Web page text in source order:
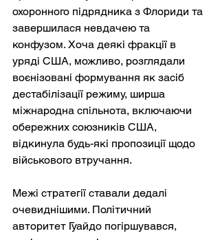
охоронного підрядника з Флориди та
завершилася невдачею та
конфузом. Хоча деякі фракції в
уряді США, можливо, розглядали
воєнізовані формування як засіб
дестабілізації режиму, ширша
міжнародна спільнота, включаючи
обережних союзників США,
відкинула будь-які пропозиції щодо
військового втручання.
Межі стратегії ставали дедалі
очевиднішими. Політичний
авторитет Гуайдо погіршувався,